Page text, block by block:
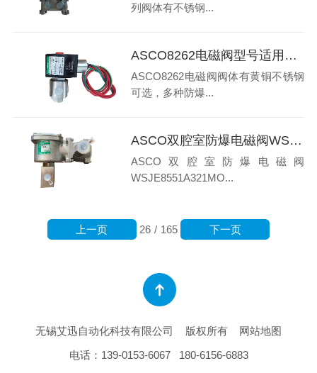
列阀体有不锈钢...
ASCO8262电磁阀型号适用哪些复杂场合
ASCO8262电磁阀阀体有黄铜不锈钢
可选，多种防爆...
ASCO双腔室防爆电磁阀WSJE8551A321MO特点有哪些
ASCO双腔室防爆电磁阀
WSJE8551A321MO...
26 / 165
上一页 下一页
无锡艾迅自动化科技有限公司 版权所有
网站地图
电话： 139-0153-6067
180-6156-6883